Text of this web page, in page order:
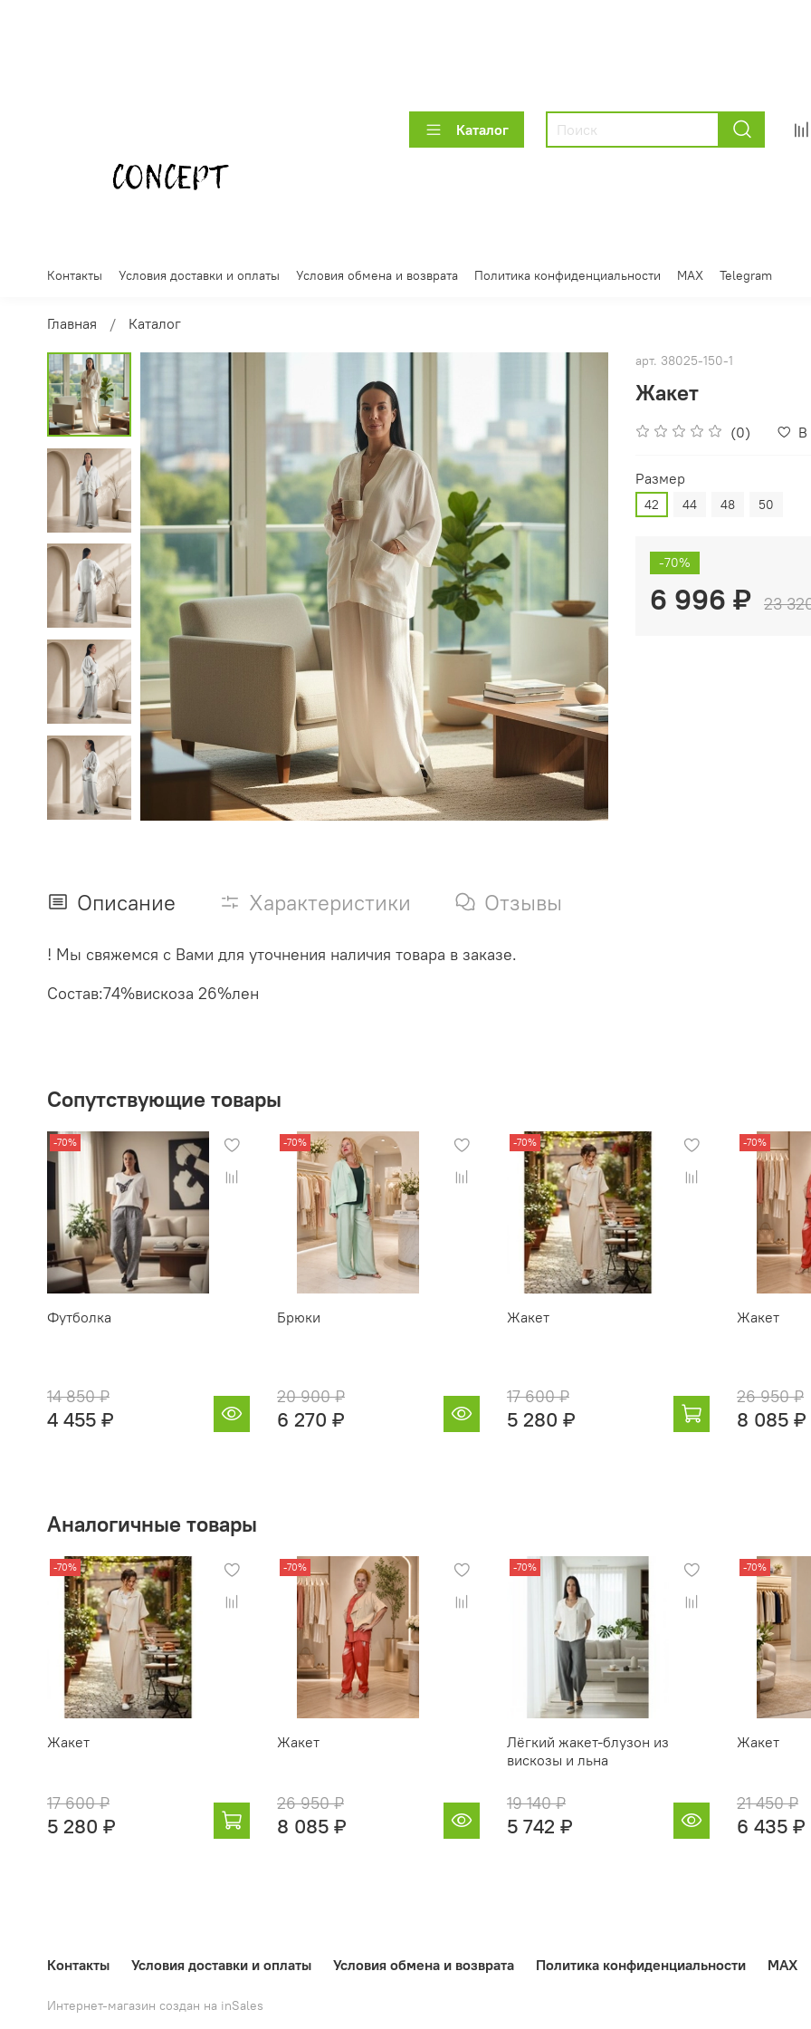
Каталог
Контакты Условия доставки и оплаты Условия обмена и возврата Политика конфиденциальности MAX Telegram
Главная Каталог
арт. 38025-150-1
Жакет
(0) В
Размер
42 44 48 50
-70%
6 996 ₽ 23
Описание Характеристики Отзывы
! Мы свяжемся с Вами для уточнения наличия товара в заказе.
Состав:74%вискоза 26%лен
Сопутствующие товары
-70%
Футболка
14 850 ₽
4 455 ₽
-70%
Брюки
20 900 ₽
6 270 ₽
-70%
Жакет
17 600 ₽
5 280 ₽
-70%
Жакет
26 950 ₽
8 085 ₽
Аналогичные товары
-70%
Жакет
17 600 ₽
5 280 ₽
-70%
Жакет
26 950 ₽
8 085 ₽
-70%
Лёгкий жакет‑блузон из
вискозы и льна
19 140 ₽
5 742 ₽
-70%
Жакет
21 450 ₽
6 435 ₽
Контакты Условия доставки и оплаты Условия обмена и возврата Политика конфиденциальности MAX
Интернет-магазин создан на inSales